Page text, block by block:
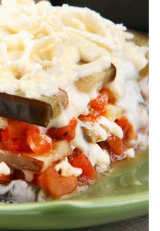
5
de
3
classificações.